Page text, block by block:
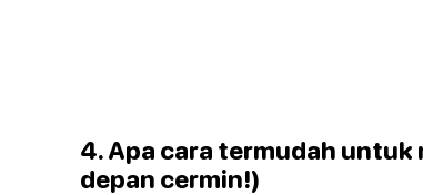
4. Apa cara termudah untuk
depan cermin!)